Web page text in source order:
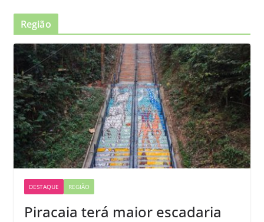
Região
DESTAQUE REGIÃO
Piracaia terá maior escadaria